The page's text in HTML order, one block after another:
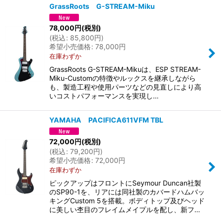
GrassRoots G-STREAM-Miku
78,000円(税別)
(税込: 85,800円)
希望小売価格: 78,000円
在庫わずか
GrassRoots G-STREAM-Mikuは、ESP STREAM-
Miku-Customの特徴やルックスを継承しながら
も、製造工程や使用パーツなどの見直しにより高
いコストパフォーマンスを実現し…
YAMAHA PACIFICA611VFM TBL
72,000円(税別)
(税込: 79,200円)
希望小売価格: 72,000円
在庫わずか
ピックアップはフロントにSeymour Duncan社製
のSP90-1を、リアには同社製のカバードハムバッ
キングCustom 5を搭載。ボディトップ及びヘッド
に美しい杢目のフレイムメイプルを配し、新フ…